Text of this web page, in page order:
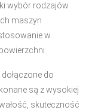
wybór rodzajów
maszyn
w
do
są z wysokiej
skuteczność